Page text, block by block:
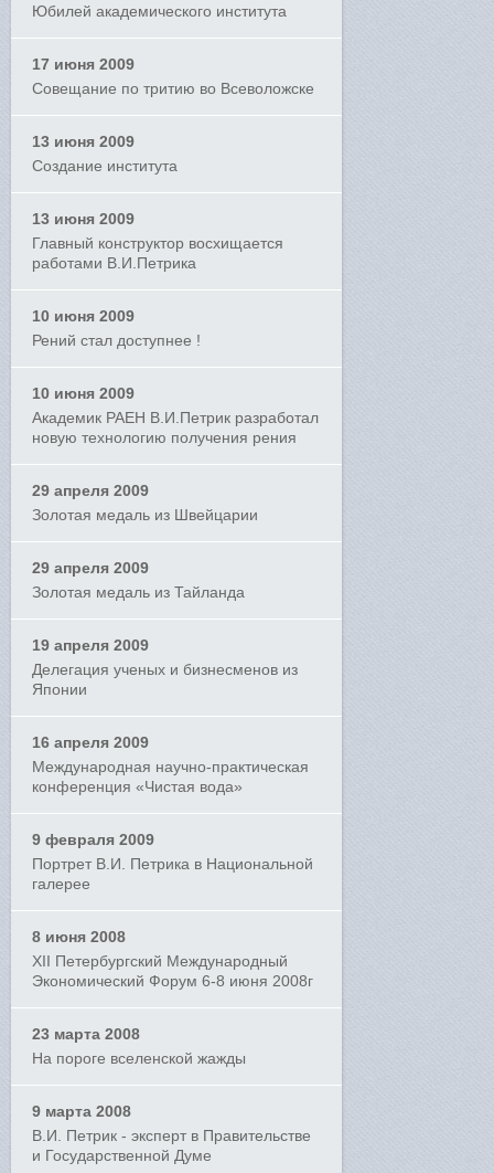
Юбилей академического института
17 июня 2009
Совещание по тритию во Всеволожске
13 июня 2009
Создание института
13 июня 2009
Главный конструктор восхищается
работами В.И.Петрика
10 июня 2009
Рений стал доступнее !
10 июня 2009
Академик РАЕН В.И.Петрик разработал
новую технологию получения рения
29 апреля 2009
Золотая медаль из Швейцарии
29 апреля 2009
Золотая медаль из Тайланда
19 апреля 2009
Делегация ученых и бизнесменов из
Японии
16 апреля 2009
Международная научно-практическая
конференция «Чистая вода»
9 февраля 2009
Портрет В.И. Петрика в Национальной
галерее
8 июня 2008
XII Петербургский Международный
Экономический Форум 6-8 июня 2008г
23 марта 2008
На пороге вселенской жажды
9 марта 2008
В.И. Петрик - эксперт в Правительстве
и Государственной Думе